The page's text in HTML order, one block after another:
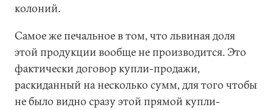
колоний.
Самое же печальное в том, что львиная доля
этой продукции вообще не производится. Это
фактически договор купли-продажи,
раскиданный на несколько сумм, для того чтобы
не было видно сразу этой прямой купли-